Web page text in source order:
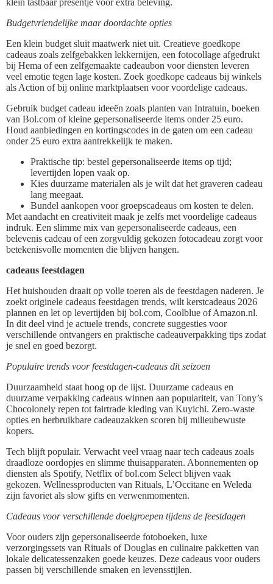
klein tastbaar presentje voor extra beleving.
Budgetvriendelijke maar doordachte opties
Een klein budget sluit maatwerk niet uit. Creatieve goedkope
cadeaus zoals zelfgebakken lekkernijen, een fotocollage afgedrukt
bij Hema of een zelfgemaakte cadeaubon voor diensten leveren
veel emotie tegen lage kosten. Zoek goedkope cadeaus bij winkels
als Action of bij online marktplaatsen voor voordelige cadeaus.
Gebruik budget cadeau ideeën zoals planten van Intratuin, boeken
van Bol.com of kleine gepersonaliseerde items onder 25 euro.
Houd aanbiedingen en kortingscodes in de gaten om een cadeau
onder 25 euro extra aantrekkelijk te maken.
Praktische tip: bestel gepersonaliseerde items op tijd;
levertijden lopen vaak op.
Kies duurzame materialen als je wilt dat het graveren cadeau
lang meegaat.
Bundel aankopen voor groepscadeaus om kosten te delen.
Met aandacht en creativiteit maak je zelfs met voordelige cadeaus
indruk. Een slimme mix van gepersonaliseerde cadeaus, een
belevenis cadeau of een zorgvuldig gekozen fotocadeau zorgt voor
betekenisvolle momenten die blijven hangen.
cadeaus feestdagen
Het huishouden draait op volle toeren als de feestdagen naderen. Je
zoekt originele cadeaus feestdagen trends, wilt kerstcadeaus 2026
plannen en let op levertijden bij bol.com, Coolblue of Amazon.nl.
In dit deel vind je actuele trends, concrete suggesties voor
verschillende ontvangers en praktische cadeauverpakking tips zodat
je snel en goed bezorgt.
Populaire trends voor feestdagen-cadeaus dit seizoen
Duurzaamheid staat hoog op de lijst. Duurzame cadeaus en
duurzame verpakking cadeaus winnen aan populariteit, van Tony’s
Chocolonely repen tot fairtrade kleding van Kuyichi. Zero-waste
opties en herbruikbare cadeauzakken scoren bij milieubewuste
kopers.
Tech blijft populair. Verwacht veel vraag naar tech cadeaus zoals
draadloze oordopjes en slimme thuisapparaten. Abonnementen op
diensten als Spotify, Netflix of bol.com Select blijven vaak
gekozen. Wellnessproducten van Rituals, L’Occitane en Weleda
zijn favoriet als slow gifts en verwenmomenten.
Cadeaus voor verschillende doelgroepen tijdens de feestdagen
Voor ouders zijn gepersonaliseerde fotoboeken, luxe
verzorgingssets van Rituals of Douglas en culinaire pakketten van
lokale delicatessenzaken goede keuzes. Deze cadeaus voor ouders
passen bij verschillende smaken en levensstijlen.